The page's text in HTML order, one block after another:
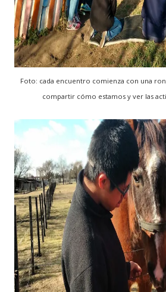
Foto: cada encuentro comienza con una
compartir cómo estamos y ver las